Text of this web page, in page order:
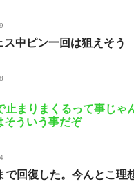
中ピン一回は狙えそう
止まりまくるって事じゃ
そういう事だぞ
で回復した。今んとこ理